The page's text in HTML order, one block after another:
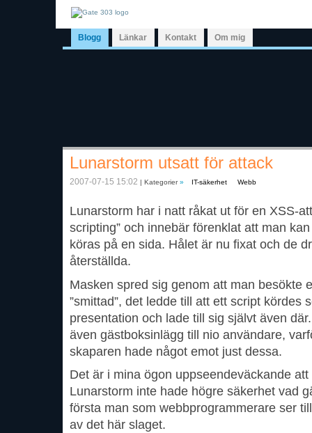
Blogg Länkar Kontakt Om mig
Lunarstorm utsatt för attack
2007-07-15 15:02 | Kategorier» IT-säkerhet Webb
Lunarstorm har i natt råkat ut för en XSS-
scripting” och innebär förenklat att man
köras på en sida. Hålet är nu fixat och de
återställda.
Masken spred sig genom att man besökte
”smittad”, det ledde till att ett script kördes
presentation och lade till sig självt även
även gästboksinlägg till nio användare,
skaparen hade något emot just dessa.
Det är i mina ögon uppseendeväckande
Lunarstorm inte hade högre säkerhet vad
första man som webbprogrammerare ser
av det här slaget.